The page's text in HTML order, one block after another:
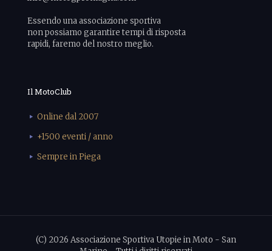
Essendo una associazione sportiva
non possiamo garantire tempi di risposta
rapidi, faremo del nostro meglio.
Il MotoClub
Online dal 2007
+1500 eventi / anno
Sempre in Piega
(C) 2026 Associazione Sportiva Utopie in Moto - San